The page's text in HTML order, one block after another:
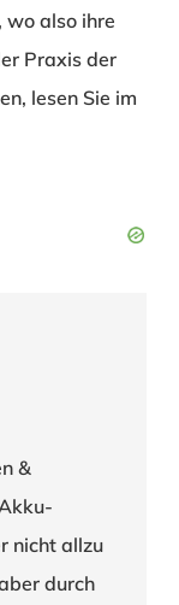
wo also ihre
Praxis der
lesen Sie im
&
nicht allzu
durch